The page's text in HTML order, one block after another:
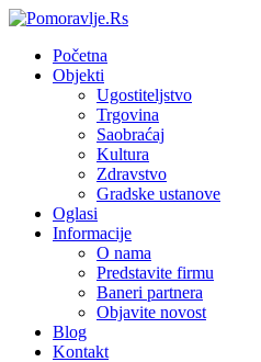
Početna
Objekti
Ugostiteljstvo
Trgovina
Saobraćaj
Kultura
Zdravstvo
Gradske ustanove
Oglasi
Informacije
O nama
Predstavite firmu
Baneri partnera
Objavite novost
Blog
Kontakt